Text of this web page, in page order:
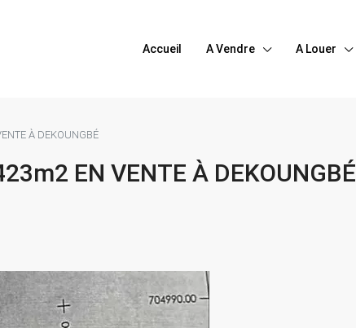
Accueil A Vendre A Louer
À DEKOUNGBÉ
EN VENTE À DEKOUNGBÉ